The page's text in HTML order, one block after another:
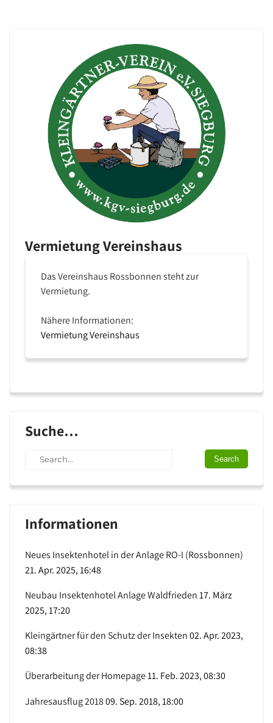
Vermietung Vereinshaus
Das Vereinshaus Rossbonnen steht zur
Vermietung.
Nähere Informationen:
Vermietung Vereinshaus
Suche…
Informationen
Neues Insektenhotel in der Anlage RO-I (Rossbonnen)
21. Apr. 2025, 16:48
Neubau Insektenhotel Anlage Waldfrieden17. März
2025, 17:20
Kleingärtner für den Schutz der Insekten02. Apr. 2023,
08:38
Überarbeitung der Homepage11. Feb. 2023, 08:30
Jahresausflug 201809. Sep. 2018, 18:00